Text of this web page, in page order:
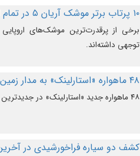
۱۰ پرتاب برتر موشک آریان ۵ در تمام ادوار
برخی از پرقدرت‌ترین موشک‌های
توجهی داشته‌اند.
۴۸ ماهواره «استارلینک» به مدار زمین پرتاب شدند
۴۸ ماهواره جدید «استارلینک» در جدیدترین پرتاب شرکت «اسپیس‌ایکس» به مدار زمین رفتند.
کشف دو سیاره فراخورشیدی در